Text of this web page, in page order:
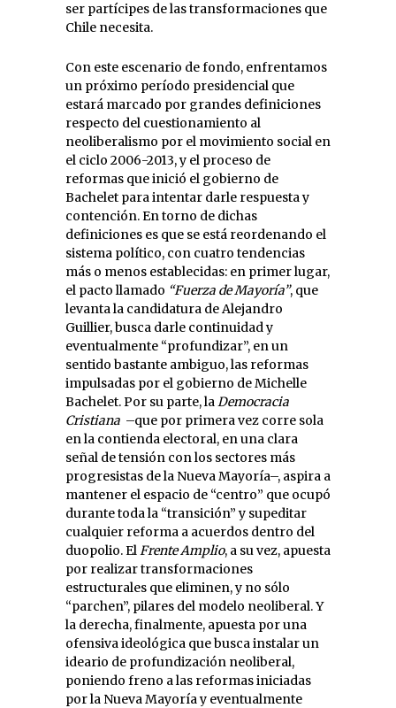
ser partícipes de las transformaciones que
Chile necesita.
Con este escenario de fondo, enfrentamos
un próximo período presidencial que
estará marcado por grandes definiciones
respecto del cuestionamiento al
neoliberalismo por el movimiento social en
el ciclo 2006-2013, y el proceso de
reformas que inició el gobierno de
Bachelet para intentar darle respuesta y
contención. En torno de dichas
definiciones es que se está reordenando el
sistema político, con cuatro tendencias
más o menos establecidas: en primer lugar,
el pacto llamado “Fuerza de Mayoría”, que
levanta la candidatura de Alejandro
Guillier, busca darle continuidad y
eventualmente “profundizar”, en un
sentido bastante ambiguo, las reformas
impulsadas por el gobierno de Michelle
Bachelet. Por su parte, laDemocracia
Cristiana –que por primera vez corre sola
en la contienda electoral, en una clara
señal de tensión con los sectores más
progresistas de la Nueva Mayoría–, aspira a
mantener el espacio de “centro” que ocupó
durante toda la “transición” y supeditar
cualquier reforma a acuerdos dentro del
duopolio. ElFrente Amplio, a su vez, apuesta
por realizar transformaciones
estructurales que eliminen, y no sólo
“parchen”, pilares del modelo neoliberal. Y
la derecha, finalmente, apuesta por una
ofensiva ideológica que busca instalar un
ideario de profundización neoliberal,
poniendo freno a las reformas iniciadas
por la Nueva Mayoría y eventualmente